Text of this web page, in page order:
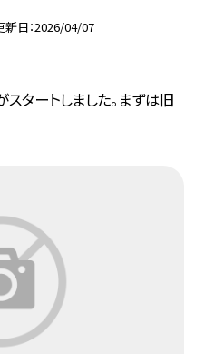
新日 2026/04/07
タートしました。まずは旧